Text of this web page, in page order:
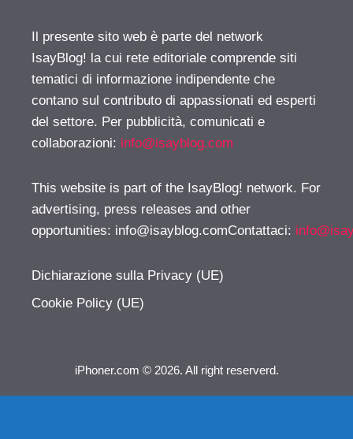
Il presente sito web è parte del network
IsayBlog! la cui rete editoriale comprende siti
tematici di informazione indipendente che
contano sul contributo di appassionati ed esperti
del settore. Per pubblicità, comunicati e
collaborazioni: info@isayblog.com
This website is part of the IsayBlog! network. For
advertising, press releases and other
opportunities: info@isayblog.comContattaci:
Dichiarazione sulla Privacy (UE)
Cookie Policy (UE)
iPhoner.com © 2026. All right reserverd.